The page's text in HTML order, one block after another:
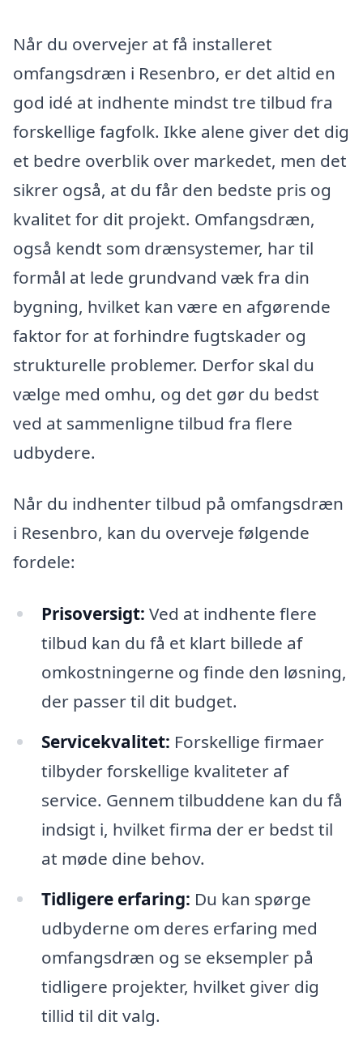
Når du overvejer at få installeret
omfangsdræn i Resenbro, er det altid en
god idé at indhente mindst tre tilbud fra
forskellige fagfolk. Ikke alene giver det dig
et bedre overblik over markedet, men det
sikrer også, at du får den bedste pris og
kvalitet for dit projekt. Omfangsdræn,
også kendt som drænsystemer, har til
formål at lede grundvand væk fra din
bygning, hvilket kan være en afgørende
faktor for at forhindre fugtskader og
strukturelle problemer. Derfor skal du
vælge med omhu, og det gør du bedst
ved at sammenligne tilbud fra flere
udbydere.
Når du indhenter tilbud på omfangsdræn
i Resenbro, kan du overveje følgende
fordele:
Prisoversigt: Ved at indhente flere
tilbud kan du få et klart billede af
omkostningerne og finde den løsning,
der passer til dit budget.
Servicekvalitet: Forskellige firmaer
tilbyder forskellige kvaliteter af
service. Gennem tilbuddene kan du få
indsigt i, hvilket firma der er bedst til
at møde dine behov.
Tidligere erfaring: Du kan spørge
udbyderne om deres erfaring med
omfangsdræn og se eksempler på
tidligere projekter, hvilket giver dig
tillid til dit valg.